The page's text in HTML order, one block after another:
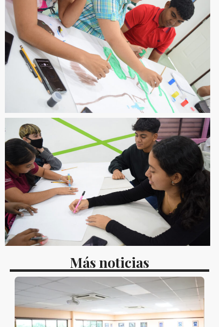
Más noticias